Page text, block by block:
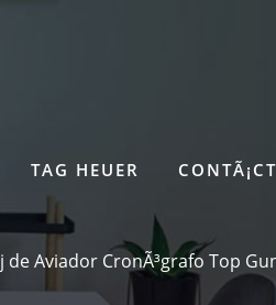
TAG HEUER
de Aviador CronÃ³grafo Top